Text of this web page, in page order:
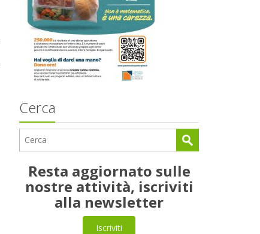
Cerca
Resta aggiornato sulle
nostre attività, iscriviti
alla newsletter
Iscriviti